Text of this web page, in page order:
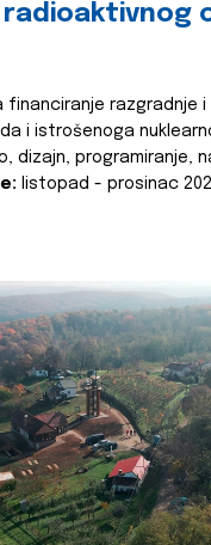
radioaktivnog
financiranje razgradnje i
i istrošenoga
dizajn, programiranje,
listopad - prosinac